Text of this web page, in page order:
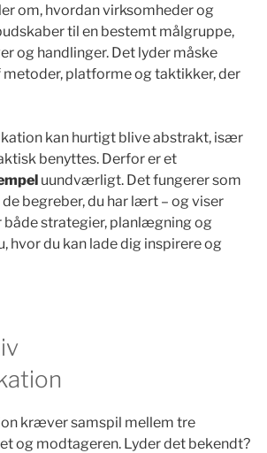
om, hvordan virksomheder og
til en bestemt målgruppe,
og handlinger. Det lyder måske
platforme og taktikker, der
kan hurtigt blive abstrakt, især
benyttes. Derfor er et
uundværligt. Det fungerer som
begreber, du har lært – og viser
både strategier, planlægning og
hvor du kan lade dig inspirere og
kræver samspil mellem tre
og modtageren. Lyder det bekendt?